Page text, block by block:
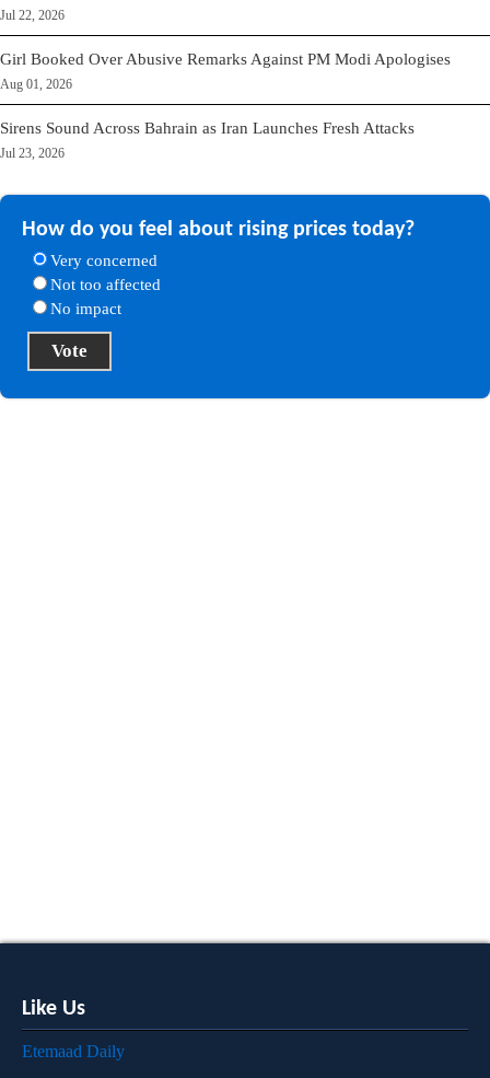
Jul 22, 2026
Girl Booked Over Abusive Remarks Against PM Modi Apologises
Aug 01, 2026
Sirens Sound Across Bahrain as Iran Launches Fresh Attacks
Jul 23, 2026
How do you feel about rising prices today?
Very concerned
Not too affected
No impact
Like Us
Etemaad Daily